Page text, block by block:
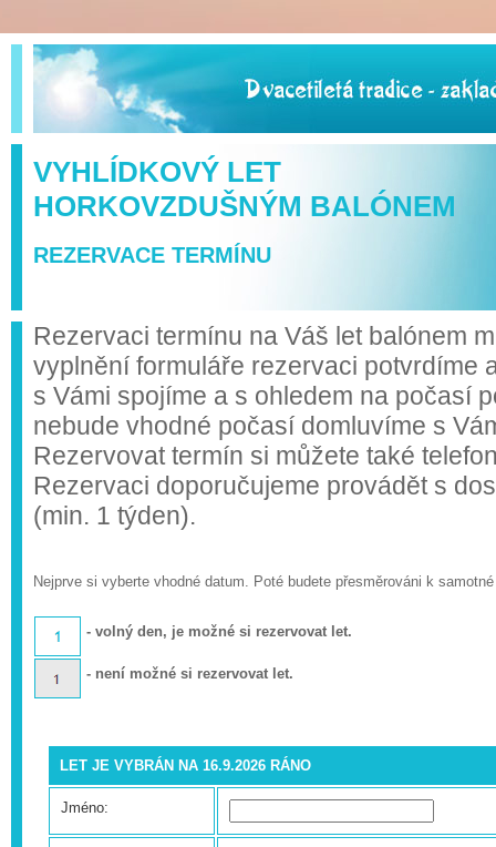
VYHLÍDKOVÝ LET
HORKOVZDUŠNÝM BALÓNEM
REZERVACE TERMÍNU
Rezervaci termínu na Váš let balónem
vyplnění formuláře rezervaci potvrdíme
s Vámi spojíme a s ohledem na počasí
nebude vhodné počasí domluvíme s
Rezervovat termín si můžete také
Rezervaci doporučujeme provádět s
(min. 1 týden).
Nejprve si vyberte vhodné datum. Poté budete přesměrováni k
- volný den, je možné si rezervovat let.
- není možné si rezervovat let.
LET JE VYBRÁN NA 16.9.2026 RÁNO
Jméno: